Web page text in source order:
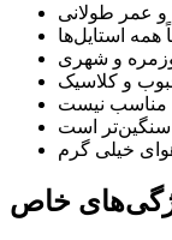
و عمر طولانی
استایل‌ها
و شهری
و کلاسیک
مناسب نیست
است
خیلی گرم
خاص